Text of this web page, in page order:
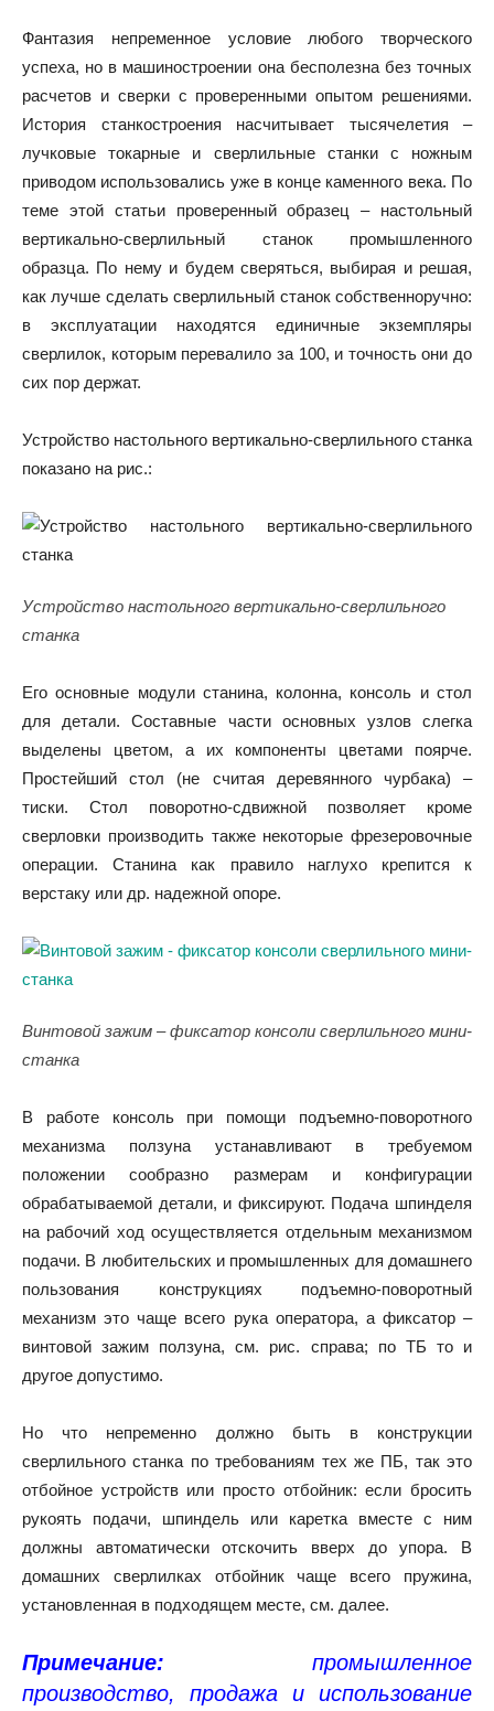
Фантазия непременное условие любого творческого
успеха, но в машиностроении она бесполезна без точных
расчетов и сверки с проверенными опытом решениями.
История станкостроения насчитывает тысячелетия –
лучковые токарные и сверлильные станки с ножным
приводом использовались уже в конце каменного века. По
теме этой статьи проверенный образец – настольный
вертикально-сверлильный станок промышленного
образца. По нему и будем сверяться, выбирая и решая,
как лучше сделать сверлильный станок собственноручно:
в эксплуатации находятся единичные экземпляры
сверлилок, которым перевалило за 100, и точность они до
сих пор держат.
Устройство настольного вертикально-сверлильного станка
показано на рис.:
Устройство настольного вертикально-сверлильного
станка
Его основные модули станина, колонна, консоль и стол
для детали. Составные части основных узлов слегка
выделены цветом, а их компоненты цветами поярче.
Простейший стол (не считая деревянного чурбака) –
тиски. Стол поворотно-сдвижной позволяет кроме
сверловки производить также некоторые фрезеровочные
операции. Станина как правило наглухо крепится к
верстаку или др. надежной опоре.
Винтовой зажим – фиксатор консоли сверлильного мини-
станка
В работе консоль при помощи подъемно-поворотного
механизма ползуна устанавливают в требуемом
положении сообразно размерам и конфигурации
обрабатываемой детали, и фиксируют. Подача шпинделя
на рабочий ход осуществляется отдельным механизмом
подачи. В любительских и промышленных для домашнего
пользования конструкциях подъемно-поворотный
механизм это чаще всего рука оператора, а фиксатор –
винтовой зажим ползуна, см. рис. справа; по ТБ то и
другое допустимо.
Но что непременно должно быть в конструкции
сверлильного станка по требованиям тех же ПБ, так это
отбойное устройств или просто отбойник: если бросить
рукоять подачи, шпиндель или каретка вместе с ним
должны автоматически отскочить вверх до упора. В
домашних сверлилках отбойник чаще всего пружина,
установленная в подходящем месте, см. далее.
Примечание: промышленное
производство, продажа и использование